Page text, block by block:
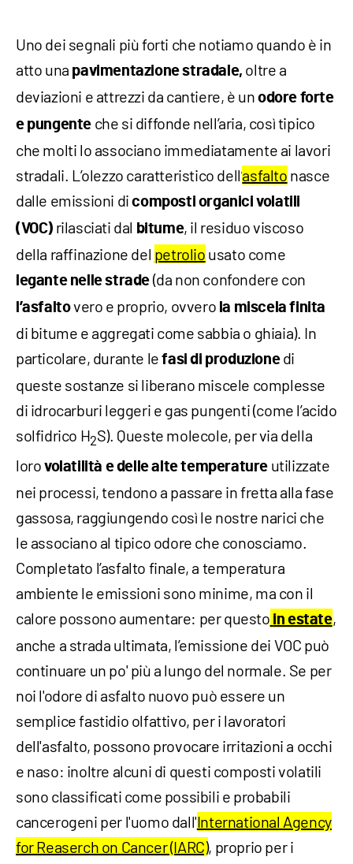
Uno dei segnali più forti che notiamo quando è in
atto una pavimentazione stradale, oltre a
deviazioni e attrezzi da cantiere, è unodore forte
e pungente che si diffonde nell’aria, così tipico
che molti lo associano immediatamente ai lavori
stradali. L’olezzo caratteristico dell’asfalto nasce
dalle emissioni dicomposti organici volatili
(VOC) rilasciati dal bitume, il residuo viscoso
della raffinazione del petrolio usato come
legante nelle strade (da non confondere con
l’asfaltovero e proprio, ovvero la miscela finita
di bitume e aggregati come sabbia o ghiaia). In
particolare, durante lefasi di produzionedi
queste sostanze si liberano miscele complesse
di idrocarburi leggeri e gas pungenti (come l’acido
solfidrico H2S). Queste molecole, per via della
loro volatilità e delle alte temperature utilizzate
nei processi, tendono a passare in fretta alla fase
gassosa, raggiungendo così le nostre narici che
le associano al tipico odore che conosciamo.
Completato l’asfalto finale, a temperatura
ambiente le emissioni sono minime, ma con il
calore possono aumentare: per questo in estate,
anche a strada ultimata, l’emissione dei VOC può
continuare un po' più a lungo del normale. Se per
noi l'odore di asfalto nuovo può essere un
semplice fastidio olfattivo, per i lavoratori
dell'asfalto, possono provocare irritazioni a occhi
e naso: inoltre alcuni di questi composti volatili
sono classificati come possibili e probabili
cancerogeni per l'uomo dall'International Agency
for Reaserch on Cancer (IARC), proprio per i